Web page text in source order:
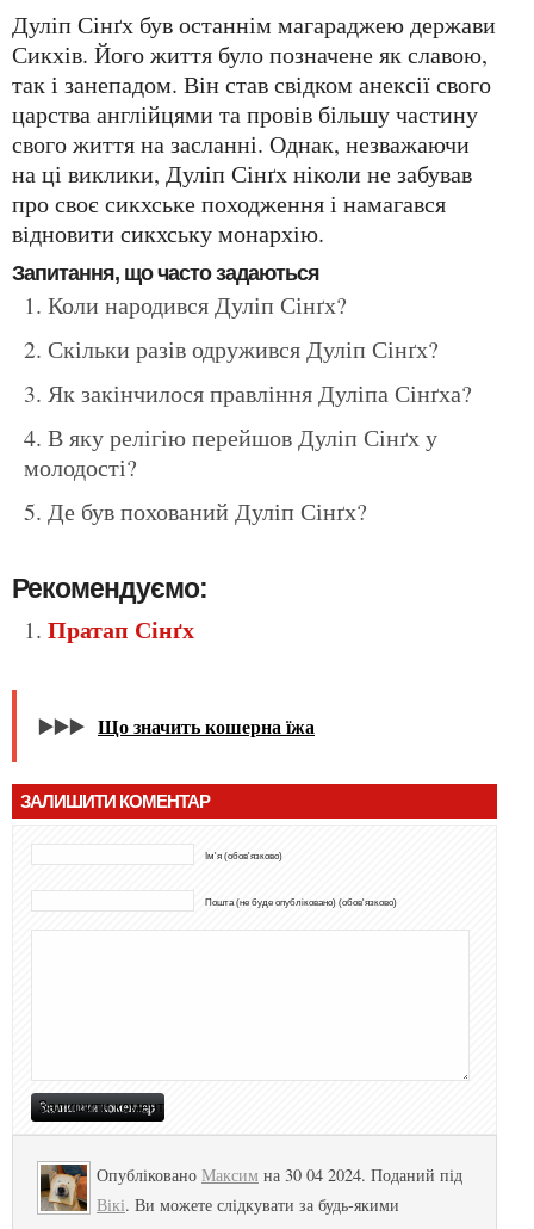
Дуліп Сінґх був останнім магараджею держави
Сикхів. Його життя було позначене як славою,
так і занепадом. Він став свідком анексії свого
царства англійцями та провів більшу частину
свого життя на засланні. Однак, незважаючи
на ці виклики, Дуліп Сінґх ніколи не забував
про своє сикхське походження і намагався
відновити сикхську монархію.
Запитання, що часто задаються
Коли народився Дуліп Сінґх?
Скільки разів одружився Дуліп Сінґх?
Як закінчилося правління Дуліпа Сінґха?
В яку релігію перейшов Дуліп Сінґх у
молодості?
Де був похований Дуліп Сінґх?
Рекомендуємо:
Пратап Сінґх
▶️▶️▶️ Що значить кошерна їжа
ЗАЛИШИТИ КОМЕНТАР
Ім'я (обов'язково)
Пошта (не буде опубліковано) (обов'язково)
Опубліковано Максим на 30 04 2024. Поданий під
Вікі. Ви можете слідкувати за будь-якими